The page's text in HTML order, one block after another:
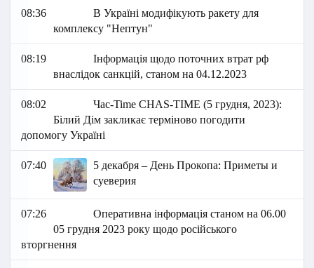
08:36
В Україні модифікують ракету для
комплексу "Нептун"
08:19
Інформація щодо поточних втрат рф
внаслідок санкцій, станом на 04.12.2023
08:02
Час-Time CHAS-TIME (5 грудня, 2023):
Білий Дім закликає терміново погодити
допомогу Україні
07:40
5 декабря – День Прокопа: Приметы и
суеверия
07:26
Оперативна інформація станом на 06.00
05 грудня 2023 року щодо російського
вторгнення